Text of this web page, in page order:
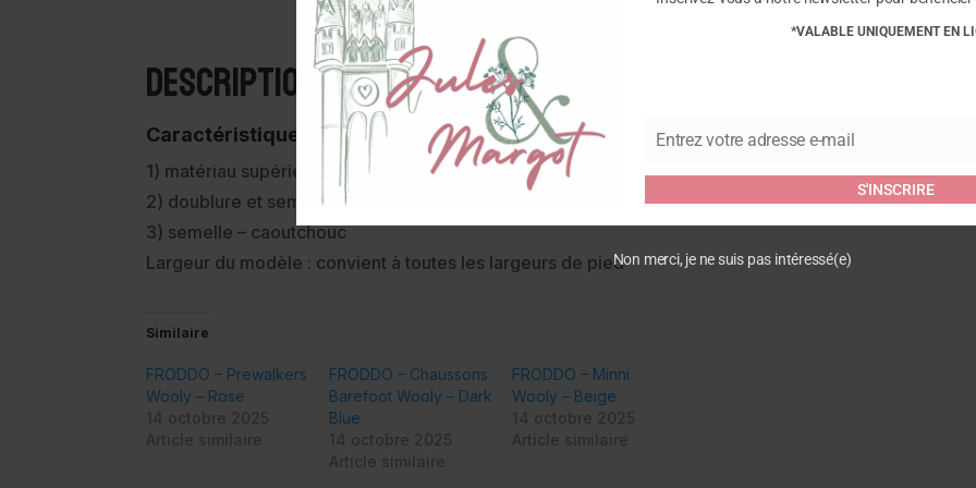
Description
Caractéristiques :
1) matériau supérieur – 50 % laine recyclée
2) doublure et semelle intérieure – laine et cuir sans chrome
3) semelle – caoutchouc
Largeur du modèle : convient à toutes les largeurs de pied
Similaire
FRODDO – Prewalkers
Wooly – Rose
FRODDO – Chaussons
Barefoot Wooly – Dark
Blue
FRODDO – Minni
Wooly – Beige
Soyez le premier à laisser
Vous devez êtreconnecté
*VALABLE UNIQUEMENT EN
Email
Entrez votre adresse e-mail
S'INSCRIRE
Non merci, je ne suis pas intéressé(e)